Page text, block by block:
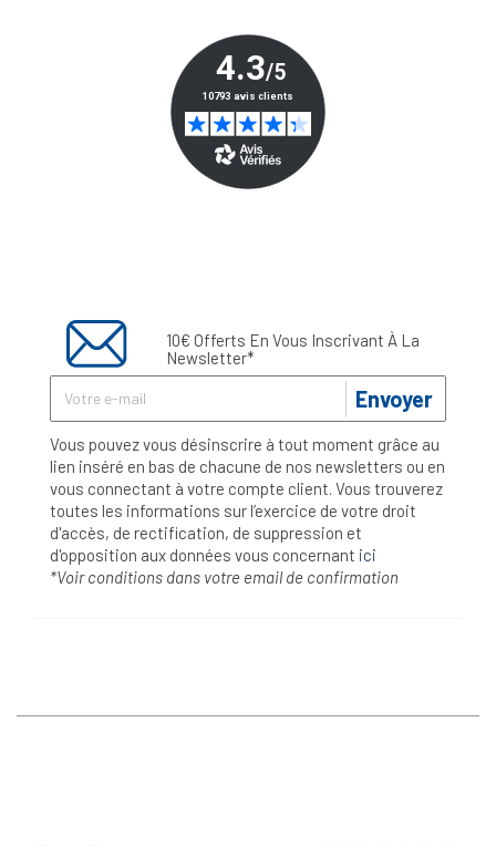
10€ Offerts En Vous Inscrivant À La
Newsletter*
Envoyer
Vous pouvez vous désinscrire à tout moment grâce au
lien inséré en bas de chacune de nos newsletters ou en
vous connectant à votre compte client. Vous trouverez
toutes les informations sur l’exercice de votre droit
d'accès, de rectification, de suppression et
d'opposition aux données vous concernant ici
*Voir conditions dans votre email de confirmation